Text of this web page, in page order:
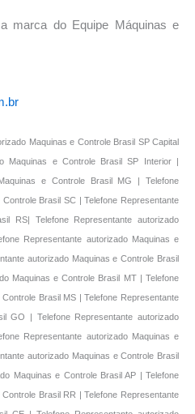
marca do Equipe Máquinas e
Maquinas e Controle Brasil SP Capital
Maquinas e Controle Brasil SP Interior |
e Controle Brasil MG | Telefone
Brasil SC | Telefone Representante
RS| Telefone Representante autorizado
Representante autorizado Maquinas e
autorizado Maquinas e Controle Brasil
Maquinas e Controle Brasil MT | Telefone
Brasil MS | Telefone Representante
GO | Telefone Representante autorizado
Representante autorizado Maquinas e
autorizado Maquinas e Controle Brasil
Maquinas e Controle Brasil AP | Telefone
Brasil RR | Telefone Representante